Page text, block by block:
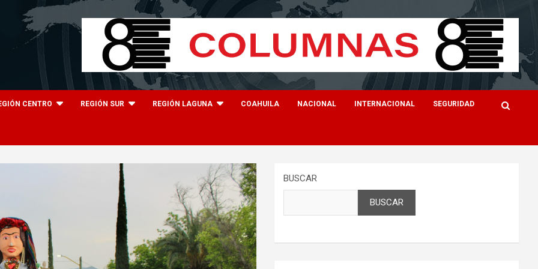
CENTRO REGIÓN SUR REGIÓN LAGUNA COAHUILA NACIONAL INTERNACIONAL SEGURIDAD
BUSCAR
BUSCAR